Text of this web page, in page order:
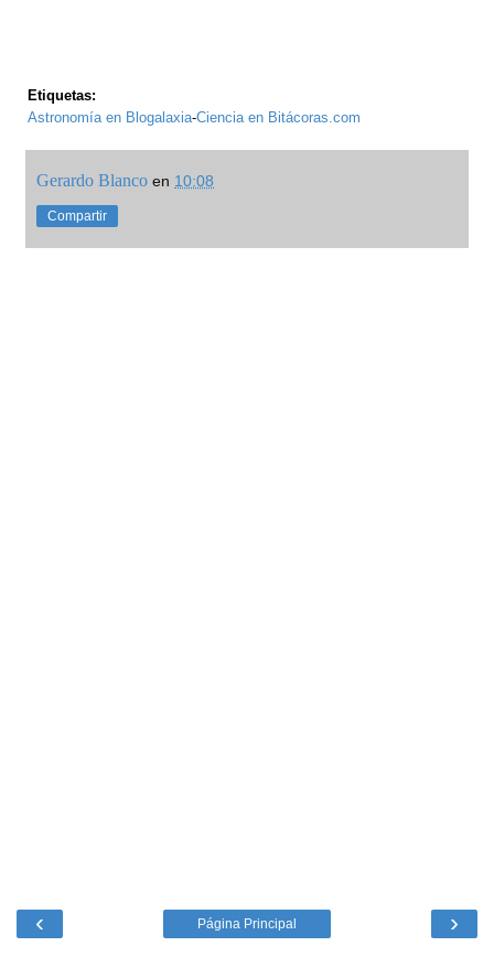
Etiquetas:
Astronomía en Blogalaxia-Ciencia en Bitácoras.com
Gerardo Blanco en 10:08
Compartir
‹ ›
Página Principal